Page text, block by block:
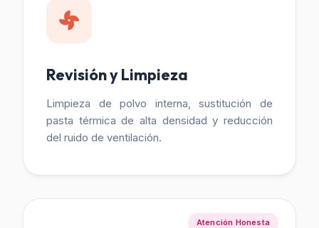
Revisión y Limpieza
Limpieza de polvo interna, sustitución de
pasta térmica de alta densidad y reducción
del ruido de ventilación.
Atención Honesta